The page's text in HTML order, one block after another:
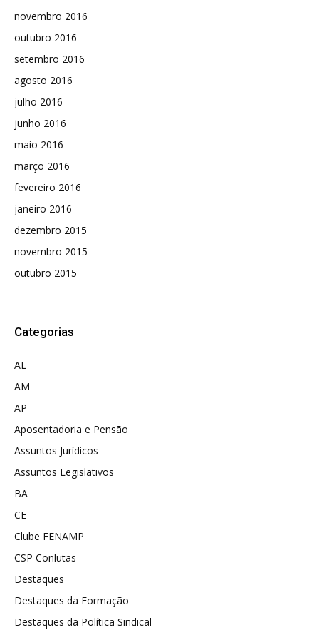
novembro 2016
outubro 2016
setembro 2016
agosto 2016
julho 2016
junho 2016
maio 2016
março 2016
fevereiro 2016
janeiro 2016
dezembro 2015
novembro 2015
outubro 2015
Categorias
AL
AM
AP
Aposentadoria e Pensão
Assuntos Jurídicos
Assuntos Legislativos
BA
CE
Clube FENAMP
CSP Conlutas
Destaques
Destaques da Formação
Destaques da Política Sindical